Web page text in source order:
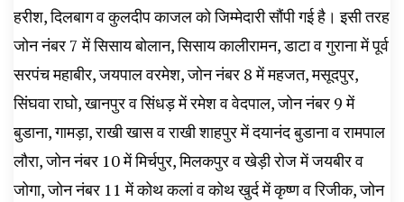
हरीश, दिलबाग व कुलदीप काजल को जिम्मेदारी सौंपी गई है। इसी तरह
जोन नंबर 7 में सिसाय बोलान, सिसाय कालीरामन, डाटा व गुराना में पूर्व
सरपंच महाबीर, जयपाल वरमेश, जोन नंबर 8 में महजत, मसूदपुर,
सिंघवा राघो, खानपुर व सिंधड़ में रमेश व वेदपाल, जोन नंबर 9 में
बुडाना, गामड़ा, राखी खास व राखी शाहपुर में दयानंद बुडाना व रामपाल
लौरा, जोन नंबर 10 में मिर्चपुर, मिलकपुर व खेड़ी रोज में जयबीर व
जोगा, जोन नंबर 11 में कोथ कलां व कोथ खुर्द में कृष्ण व रिजीक, जोन